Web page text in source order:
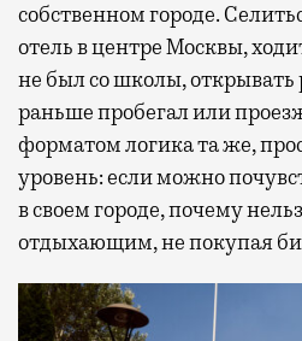
собственном городе.
отель в центре Москвы,
не был со школы,
раньше пробегал или
форматом логика та же,
уровень: если можно
в своем городе, почему
отдыхающим, не покупая